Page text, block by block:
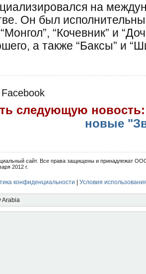
на
Он был
“Кочевник” и
а также “Баксы” и
следующую
новые
сайт. Все права защищены и принадлежат
2012 г.
конфиденциальности Условия
Arabia